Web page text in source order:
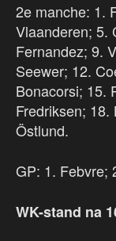
2e manche: 1.
Vlaanderen; 5.
Fernandez; 9.
Seewer; 12.
Bonacorsi; 15.
Fredriksen;
Östlund.
GP: 1. Febvre;
WK-stand na